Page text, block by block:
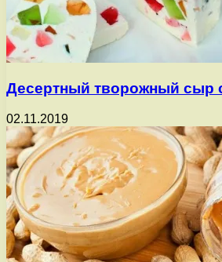
Десертный творожный сыр
02.11.2019